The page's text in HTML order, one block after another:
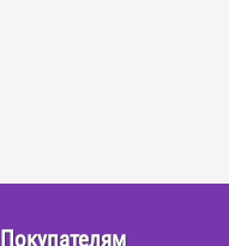
Покупателям